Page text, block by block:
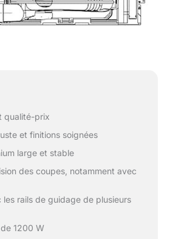
qualité-prix
et finitions soignées
large et stable
des coupes, notamment avec
les rails de guidage de plusieurs
1200 W